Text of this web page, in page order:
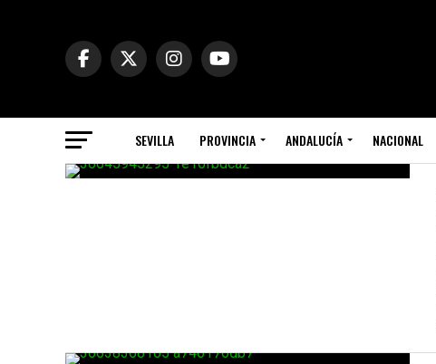
SEVILLA PROVINCIA ANDALUCÍA NACIONAL